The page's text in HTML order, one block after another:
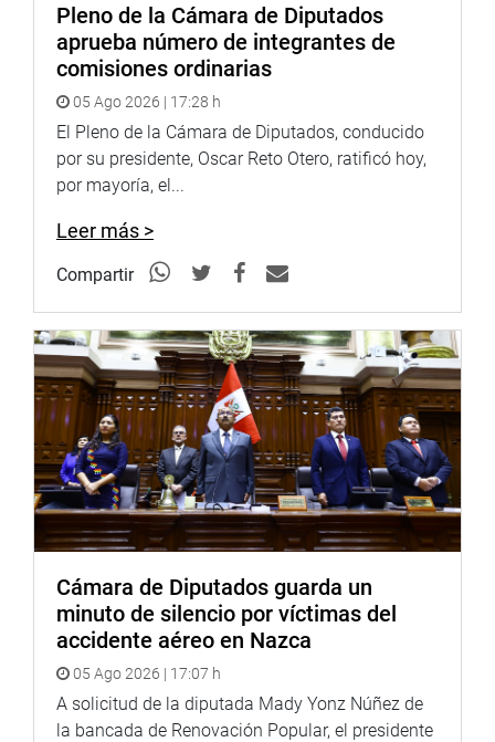
En otro momento, los miembros de la Comisión
aprobaron, por unanimidad (15 votos), el retiro del
congresista Ernesto Bustamante (FP) de la Liga
Parlamentaria de Amistad Perú – Uruguay; así como su
incorporación a la Liga Parlamentaria de Amistad Perú –
Grecia.
OFICINA DE COMUNICACIONES E IMAGEN
INSTITUCIONAL
Pleno de la Cámara de Diputados
aprueba número de integrantes de
comisiones ordinarias
05 Ago 2026 | 17:28 h
El Pleno de la Cámara de Diputados, conducido
por su presidente, Oscar Reto Otero, ratificó hoy,
por mayoría, el...
Leer más >
Compartir
Cámara de Diputados guarda un
minuto de silencio por víctimas del
accidente aéreo en Nazca
05 Ago 2026 | 17:07 h
A solicitud de la diputada Mady Yonz Núñez de
la bancada de Renovación Popular, el presidente